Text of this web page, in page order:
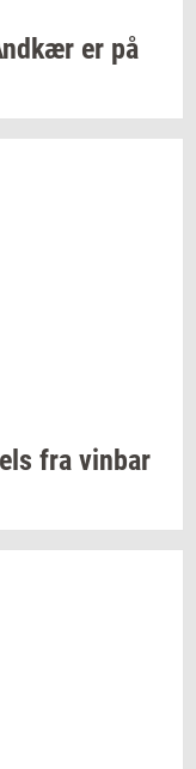
er på
fra vin­bar